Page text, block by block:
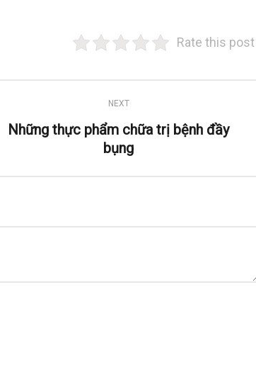
Rate this post
NEXT
Những thực phẩm chữa trị bệnh đầy
bụng